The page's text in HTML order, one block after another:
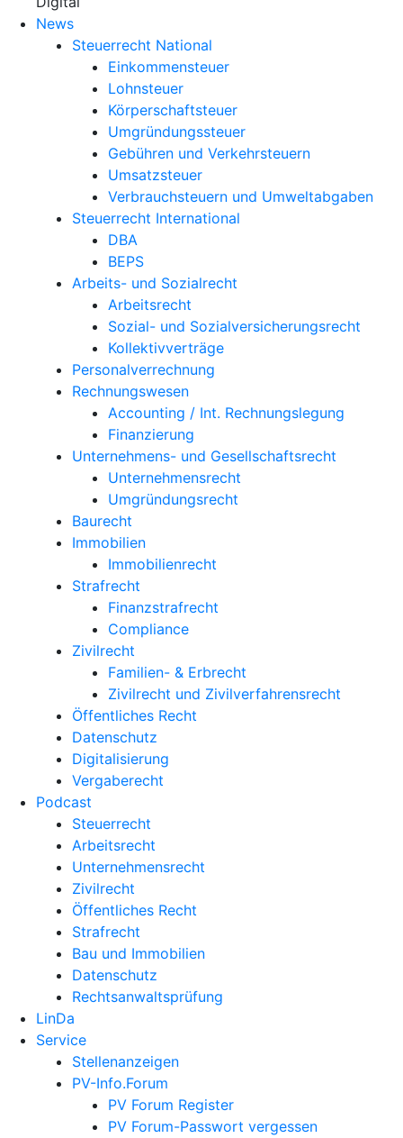
News
Steuerrecht National
Einkommensteuer
Lohnsteuer
Körperschaftsteuer
Umgründungssteuer
Gebühren und Verkehrsteuern
Umsatzsteuer
Verbrauchsteuern und Umweltabgaben
Steuerrecht International
DBA
BEPS
Arbeits- und Sozialrecht
Arbeitsrecht
Sozial- und Sozialversicherungsrecht
Kollektivverträge
Personalverrechnung
Rechnungswesen
Accounting / Int. Rechnungslegung
Finanzierung
Unternehmens- und Gesellschaftsrecht
Unternehmensrecht
Umgründungsrecht
Baurecht
Immobilien
Immobilienrecht
Strafrecht
Finanzstrafrecht
Compliance
Zivilrecht
Familien- & Erbrecht
Zivilrecht und Zivilverfahrensrecht
Öffentliches Recht
Datenschutz
Digitalisierung
Vergaberecht
Podcast
Steuerrecht
Arbeitsrecht
Unternehmens­recht
Zivilrecht
Öffentliches Recht
Strafrecht
Bau und Immobilien
Datenschutz
Rechtsanwalts­prüfung
LinDa
Service
Stellenanzeigen
PV-Info.Forum
PV Forum Register
PV Forum-Passwort vergessen